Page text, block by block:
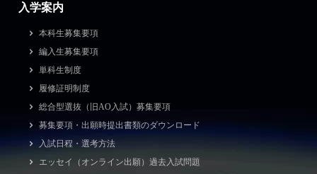
入学案内
本科生募集要項
編入生募集要項
単科生制度
履修証明制度
総合型選抜（旧AO入試）募集要項
募集要項・出願時提出書類のダウンロード
入試日程・選考方法
エッセイ（オンライン出願）過去入試問題